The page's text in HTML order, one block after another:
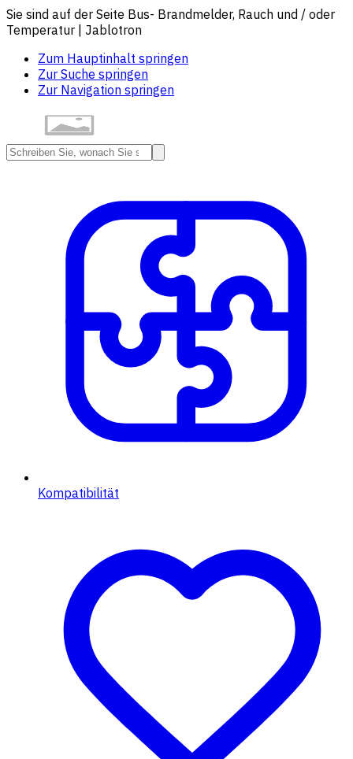
Sie sind auf der Seite Bus- Brandmelder, Rauch und / oder
Temperatur | Jablotron
Zum Hauptinhalt springen
Zur Suche springen
Zur Navigation springen
Kompatibilität